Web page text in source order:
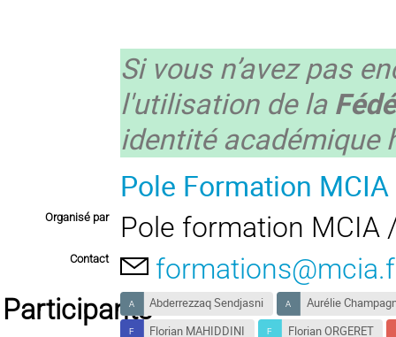
Si vous n’avez pas
l'utilisation de la
identité académique
Pole Formation MCIA
Organisé par Pole formation MCIA
Contact
ParticipantsAbderrezzaq Sendjasni
Aurélie
Florian MAHIDDINI
Florian ORGERET